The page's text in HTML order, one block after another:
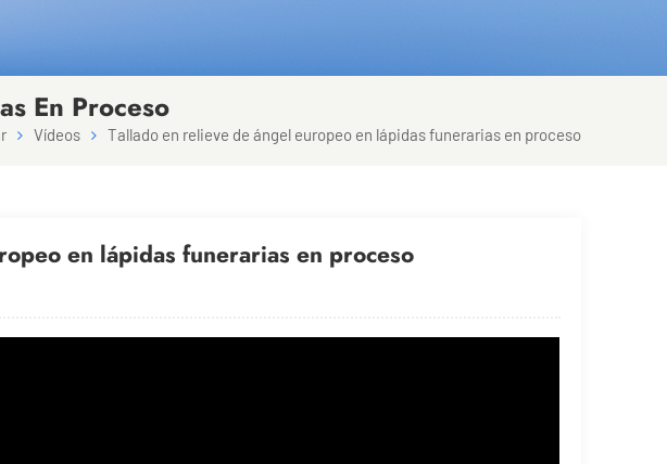
العربية
En Proceso
Vídeos Tallado en relieve de ángel europeo en lápidas funerarias en proceso
en lápidas funerarias en proceso